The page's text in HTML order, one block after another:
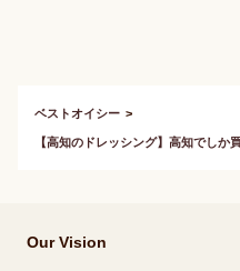
ベストオイシー
【高知のドレッシング】高知でしか
Our Vision